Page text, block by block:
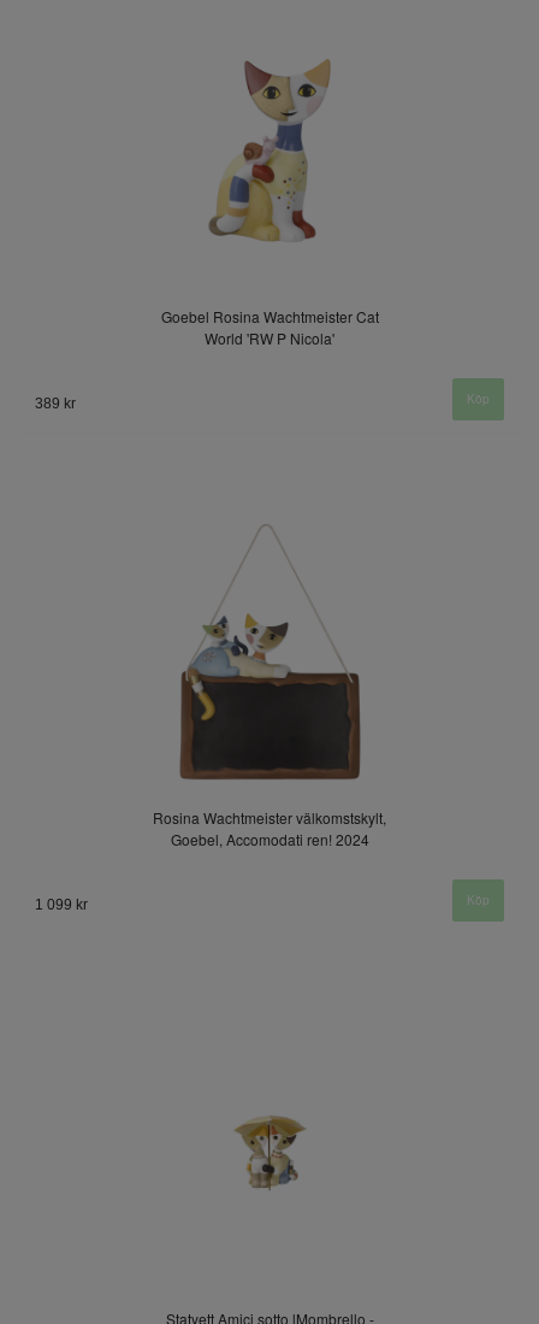
Goebel Rosina Wachtmeister Cat
World 'RW P Nicola'
389 kr
Rosina Wachtmeister välkomstskylt,
Goebel, Accomodati ren! 2024
1 099 kr
Statyett Amici sotto lMombrello -